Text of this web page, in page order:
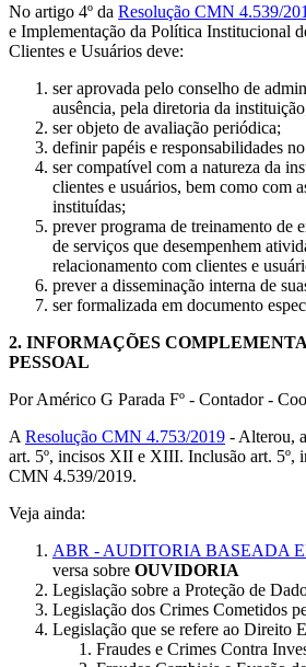
No artigo 4º da Resolução CMN 4.539/
e Implementação da Política Institucional
Clientes e Usuários deve:
ser aprovada pelo conselho de
ausência, pela diretoria da
ser objeto de avaliação periódica;
definir papéis e responsabilidades
ser compatível com a natureza da
clientes e usuários, bem como com
instituídas;
prever programa de treinamento de
de serviços que desempenhem
relacionamento com clientes e
prever a disseminação interna de
ser formalizada em documento
2. INFORMAÇÕES
PESSOAL
Por Américo G Parada Fº - Contador -
A Resolução CMN 4.753/2019 - Alterou,
art. 5º, incisos XII e XIII. Inclusão art. 5º,
CMN 4.539/2019.
Veja ainda:
ABR - AUDITORIA BASEADA
versa sobre OUVIDORIA
Legislação sobre a Proteção de
Legislação dos Crimes Cometidos
Legislação que se refere ao Direito
Fraudes e Crimes Contra